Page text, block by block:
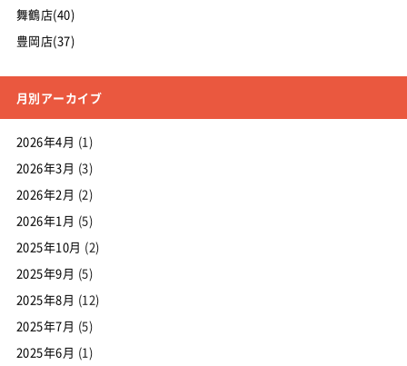
舞鶴店(40)
豊岡店(37)
月別アーカイブ
2026年4月 (1)
2026年3月 (3)
2026年2月 (2)
2026年1月 (5)
2025年10月 (2)
2025年9月 (5)
2025年8月 (12)
2025年7月 (5)
2025年6月 (1)